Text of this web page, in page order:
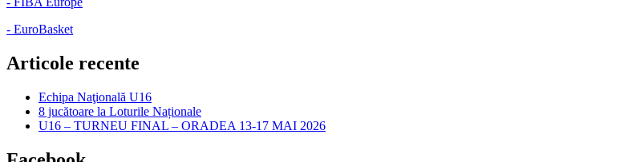
- EuroBasket
Articole recente
Echipa Naţională U16
8 jucătoare la Loturile Naționale
U16 – TURNEU FINAL – ORADEA 13-17 MAI 2026